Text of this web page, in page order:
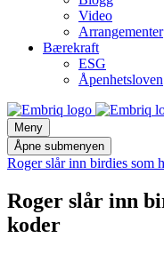
Video
Arrangementer
Bærekraft
ESG
Åpenhetsloven
Meny
Åpne submenyen
Roger slår inn birdies som
Roger slår inn
koder